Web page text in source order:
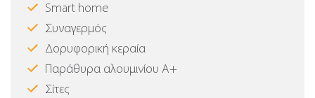
Smart home
Συναγερμός
Δορυφορική κεραία
Παράθυρα αλουμινίου Α+
Σίτες